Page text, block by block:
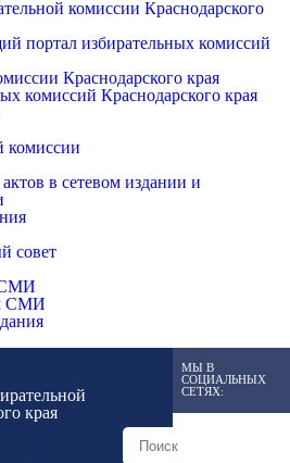
комиссии Краснодарского
портал избирательных комиссий
Краснодарского края
комиссий Краснодарского края
комиссии
в сетевом издании и
совет
СМИ
СМИ
края
МЫ В
СОЦИАЛЬНЫХ
СЕТЯХ: